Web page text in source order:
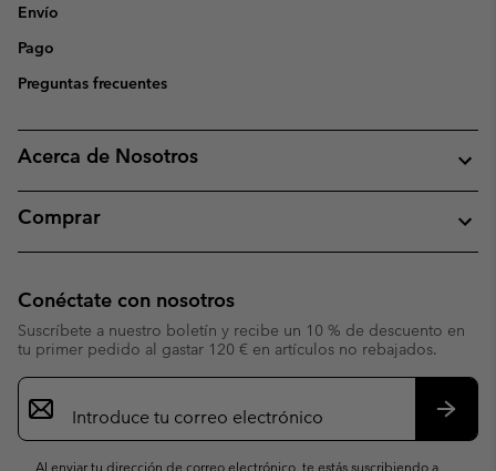
Envío
Pago
Preguntas frecuentes
Acerca de Nosotros
Comprar
Conéctate con nosotros
Suscríbete a nuestro boletín y recibe un 10 % de descuento en
tu primer pedido al gastar 120 € en artículos no rebajados.
Suscripción
de
correo
Al enviar tu dirección de correo electrónico, te estás suscribiendo a